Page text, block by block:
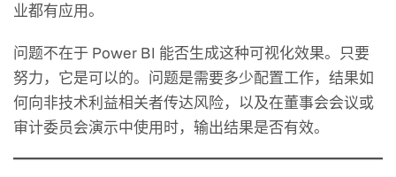
业都有应用。
问题不在于 Power BI 能否生成这种可视化效果。只要
努力，它是可以的。问题是需要多少配置工作，结果如
何向非技术利益相关者传达风险，以及在董事会会议或
审计委员会演示中使用时，输出结果是否有效。